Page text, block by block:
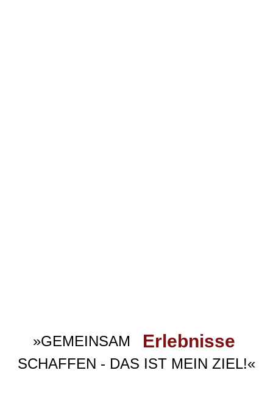
»GEMEINSAM Erlebnisse
SCHAFFEN - DAS IST MEIN ZIEL!«